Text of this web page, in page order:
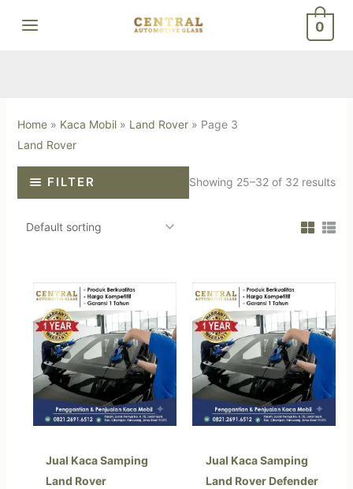
0
Home» Kaca Mobil» Land Rover» Page 3
Land Rover
FILTER Showing 25–32 of 32 results
Jual Kaca Samping
Land Rover
Jual Kaca Samping
Land Rover Defender